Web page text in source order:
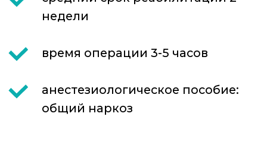
к Говорову Антону
Менеджер клиники позвонит вам в
ближайшее время для уточнения
деталей.